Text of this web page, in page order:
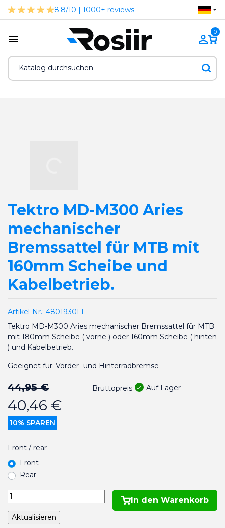
8.8/10 | 1000+ reviews
0
Tektro MD-M300 Aries
mechanischer
Bremssattel für MTB mit
160mm Scheibe und
Kabelbetrieb.
Artikel-Nr.: 4801930LF
Tektro MD-M300 Aries mechanischer Bremssattel für MTB
mit 180mm Scheibe ( vorne ) oder 160mm Scheibe ( hinten
) und Kabelbetrieb.
Geeignet für: Vorder- und Hinterradbremse
44,95 €
40,46 €
10% SPAREN
Bruttopreis Auf Lager
Front / rear
Front
Rear
In den Warenkorb